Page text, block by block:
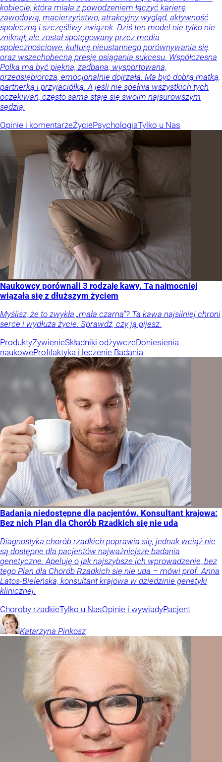
kobiecie, która miała z powodzeniem łączyć karierę
zawodową, macierzyństwo, atrakcyjny wygląd, aktywność
społeczną i szczęśliwy związek. Dziś ten model nie tylko nie
zniknął, ale został spotęgowany przez media
społecznościowe, kulturę nieustannego porównywania się
oraz wszechobecną presję osiągania sukcesu. Współczesna
Polka ma być piękna, zadbana, wysportowana,
przedsiębiorcza, emocjonalnie dojrzała. Ma być dobrą matką,
partnerką i przyjaciółką. A jeśli nie spełnia wszystkich tych
oczekiwań, często sama staje się swoim najsurowszym
sędzią.
Opinie i komentarzeŻyciePsychologiaTylko u Nas
Naukowcy porównali 3 rodzaje kawy. Ta najmocniej
wiązała się z dłuższym życiem
Myślisz, że to zwykła „mała czarna”? Ta kawa najsilniej chroni
serce i wydłuża życie. Sprawdź, czy ją pijesz.
ProduktyŻywienieSkładniki odżywczeDoniesienia
naukoweProfilaktyka i leczenie Badania
Badania niedostępne dla pacjentów. Konsultant krajowa:
Bez nich Plan dla Chorób Rzadkich się nie uda
Diagnostyka chorób rzadkich poprawia się, jednak wciąż nie
są dostępne dla pacjentów najważniejsze badania
genetyczne. Apeluję o jak najszybsze ich wprowadzenie, bez
tego Plan dla Chorób Rzadkich się nie uda – mówi prof. Anna
Latos-Bieleńska, konsultant krajowa w dziedzinie genetyki
klinicznej.
Choroby rzadkieTylko u NasOpinie i wywiadyPacjent
Katarzyna Pinkosz